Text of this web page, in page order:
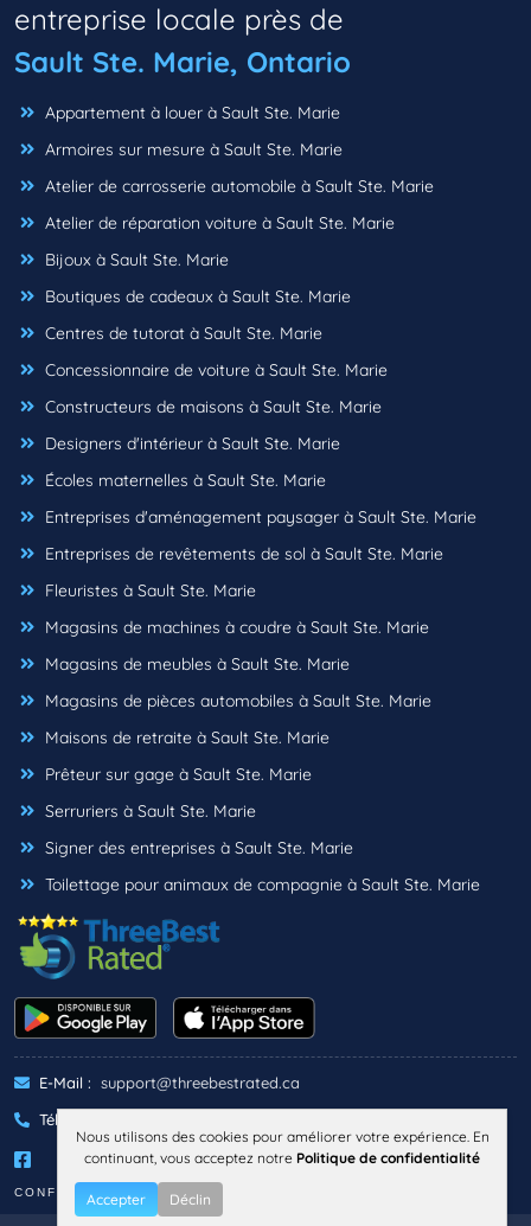
entreprise locale près de
Sault Ste. Marie, Ontario
Appartement à louer à Sault Ste. Marie
Armoires sur mesure à Sault Ste. Marie
Atelier de carrosserie automobile à Sault Ste. Marie
Atelier de réparation voiture à Sault Ste. Marie
Bijoux à Sault Ste. Marie
Boutiques de cadeaux à Sault Ste. Marie
Centres de tutorat à Sault Ste. Marie
Concessionnaire de voiture à Sault Ste. Marie
Constructeurs de maisons à Sault Ste. Marie
Designers d'intérieur à Sault Ste. Marie
Écoles maternelles à Sault Ste. Marie
Entreprises d'aménagement paysager à Sault Ste. Marie
Entreprises de revêtements de sol à Sault Ste. Marie
Fleuristes à Sault Ste. Marie
Magasins de machines à coudre à Sault Ste. Marie
Magasins de meubles à Sault Ste. Marie
Magasins de pièces automobiles à Sault Ste. Marie
Maisons de retraite à Sault Ste. Marie
Prêteur sur gage à Sault Ste. Marie
Serruriers à Sault Ste. Marie
Signer des entreprises à Sault Ste. Marie
Toilettage pour animaux de compagnie à Sault Ste. Marie
E-Mail : support@threebestrated.ca
Téléphone :
CONFIDENTIALITÉ TERMES
Nous utilisons des cookies pour améliorer votre expérience. En
continuant, vous acceptez notre Politique de confidentialité
Accepter Déclin